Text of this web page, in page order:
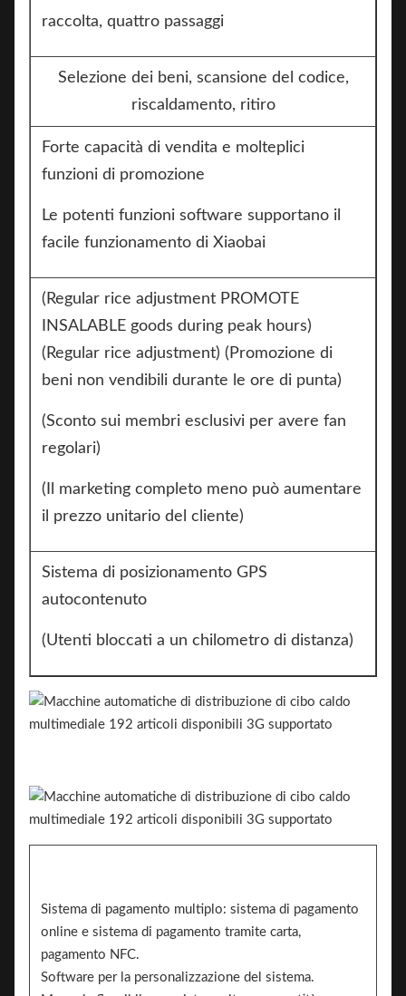
raccolta, quattro passaggi
Selezione dei beni, scansione del codice,
riscaldamento, ritiro
Forte capacità di vendita e molteplici
funzioni di promozione
Le potenti funzioni software supportano il
facile funzionamento di Xiaobai
(Regular rice adjustment PROMOTE
INSALABLE goods during peak hours)
(Regular rice adjustment) (Promozione di
beni non vendibili durante le ore di punta)
(Sconto sui membri esclusivi per avere fan
regolari)
(Il marketing completo meno può aumentare
il prezzo unitario del cliente)
Sistema di posizionamento GPS
autocontenuto
(Utenti bloccati a un chilometro di distanza)
Sistema di pagamento multiplo: sistema di pagamento
online e sistema di pagamento tramite carta,
pagamento NFC.
Software per la personalizzazione del sistema.